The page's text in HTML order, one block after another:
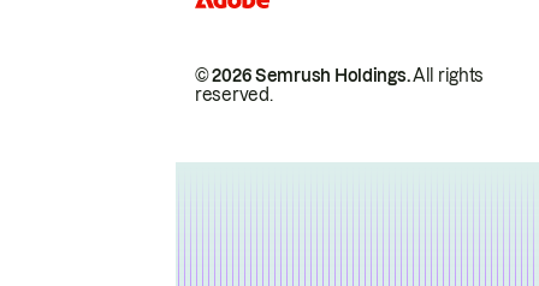
© 2026 Semrush Holdings.All rights
reserved.